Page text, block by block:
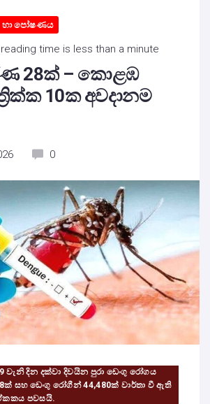
හා පෝෂණය
time is less than a minute
28ක් – කොළඹ
10ක අවදානම
0
වැනි දින දක්වා දිවයින පුරා ඩෙංගු රෝගය
සහ ඩෙංගු රෝගීන් 44,480ක් වාර්තා වී ඇති
පවසයි.